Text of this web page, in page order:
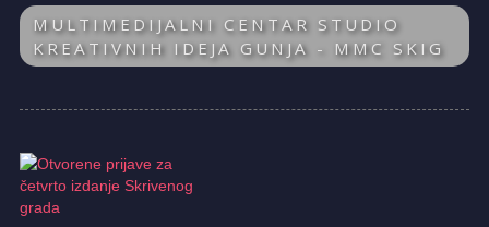
MULTIMEDIJALNI CENTAR STUDIO
KREATIVNIH IDEJA GUNJA - MMC SKIG